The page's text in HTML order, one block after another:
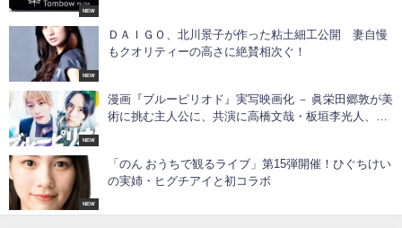
NEW
NEW
ＤＡＩＧＯ、北川景子が作った粘土細工公開 妻自慢
もクオリティーの高さに絶賛相次ぐ！
NEW
漫画『ブルーピリオド』実写映画化 － 眞栄田郷敦が美
術に挑む主人公に、共演に高橋文哉・板垣李光人、桜
NEW
「のん おうちで観るライブ」第15弾開催！ひぐちけい
の実姉・ヒグチアイと初コラボ